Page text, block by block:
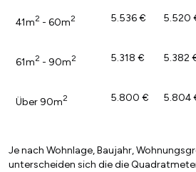
41m2 - 60m2 5.536 € 5.520
61m2 - 90m2 5.318 € 5.382
Über 90m2 5.800 € 5.804
Je nach Wohnlage, Baujahr,
unterscheiden sich die die